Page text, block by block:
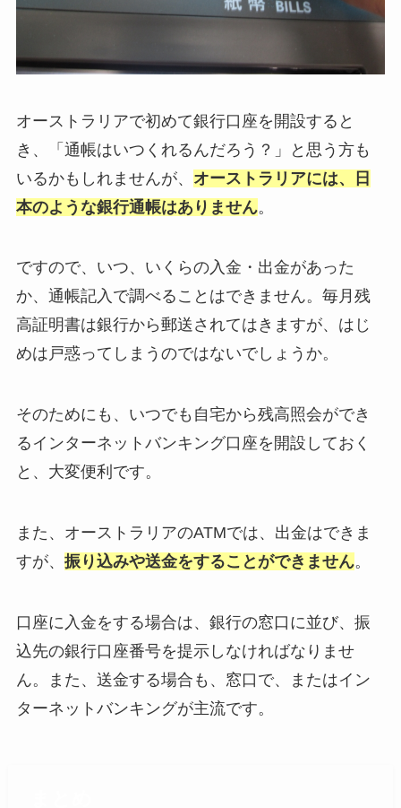
オーストラリアで初めて銀行口座を開設すると
き、「通帳はいつくれるんだろう？」と思う方も
いるかもしれませんが、 オーストラリアには、日
本のような銀行通帳はありません。
ですので、いつ、いくらの入金・出金があった
か、通帳記入で調べることはできません。毎月残
高証明書は銀行から郵送されてはきますが、はじ
めは戸惑ってしまうのではないでしょうか。
そのためにも、いつでも自宅から残高照会ができ
るインターネットバンキング口座を開設しておく
と、大変便利です。
また、オーストラリアのATMでは、出金はできま
すが、 振り込みや送金をすることができません。
口座に入金をする場合は、銀行の窓口に並び、振
込先の銀行口座番号を提示しなければなりませ
ん。また、送金する場合も、窓口で、またはイン
ターネットバンキングが主流です。